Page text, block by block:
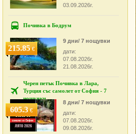
03.09.2026г.
Почивка в Бодрум
215.85€
9 дни/ 7 нощувки
дати:
07.08.2026г.
21.08.2026г.
Черен петък Почивка в Лара,
Турция със самолет от София - 7
нощувки
605.3€
8 дни/ 7 нощувки
дати:
07.08.2026г.
09.08.2026г.